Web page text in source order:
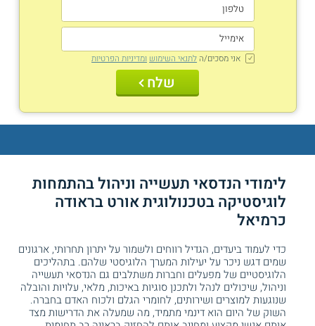
אני מסכים/ה לתנאי השימוש ומדיניות הפרטיות
שלח
לימודי הנדסאי תעשייה וניהול בהתמחות
לוגיסטיקה בטכנולוגית אורט בראודה
כרמיאל
כדי לעמוד ביעדים, הגדיל רווחים ולשמור על יתרון תחרותי, ארגונים
שמים דגש ניכר על יעילות המערך הלוגיסטי שלהם. בתהליכים
הלוגיסטיים של מפעלים וחברות משתלבים גם הנדסאי תעשייה
וניהול, שיכולים לנהל ולתכנן סוגיות באיכות, מלאי, עלויות והובלה
שנוגעות למוצרים ושירותים, לחומרי הגלם ולכוח האדם בחברה.
השוק של היום הוא דינמי מתמיד, מה שמעלה את הדרישות מצד